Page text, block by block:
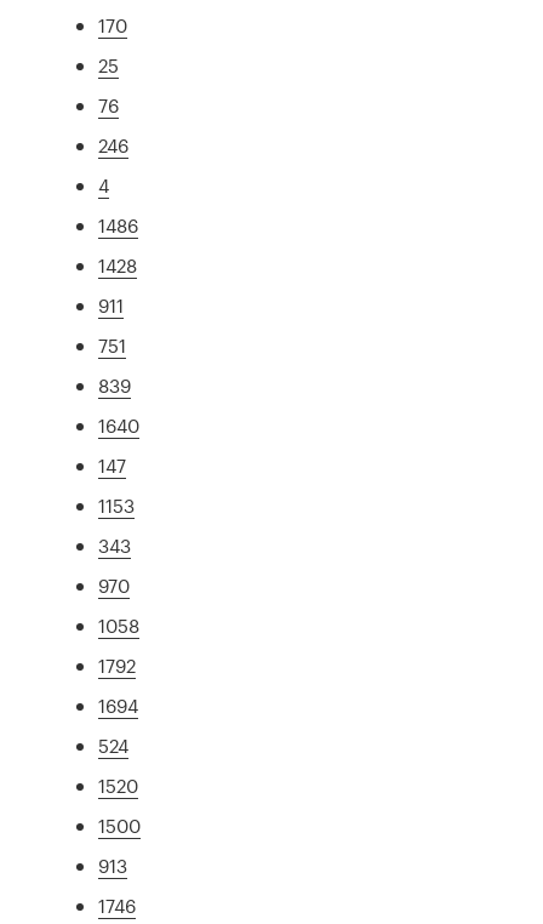
170
25
76
246
4
1486
1428
911
751
839
1640
147
1153
343
970
1058
1792
1694
524
1520
1500
913
1746